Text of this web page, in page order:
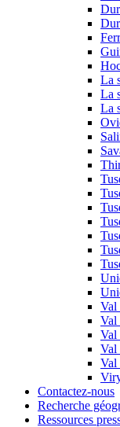
La
La
La
Val
Val
Val
Val
Val
Contactez-nous
Recherche
Ressources